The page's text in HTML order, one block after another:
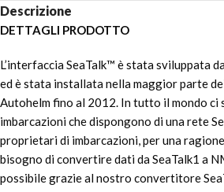
Descrizione
DETTAGLI PRODOTTO
L’interfaccia SeaTalk™ è stata sviluppata
ed è stata installata nella maggior parte
Autohelm fino al 2012. In tutto il mondo ci
imbarcazioni che dispongono di una rete
proprietari di imbarcazioni, per una ragione
bisogno di convertire dati da SeaTalk1 a
possibile grazie al nostro convertitore